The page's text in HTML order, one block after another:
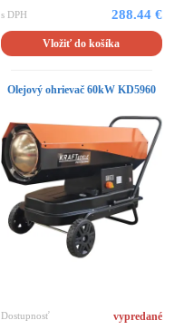
s DPH 288.44 €
Vložiť do košíka
Olejový ohrievač 60kW KD5960
Dostupnosť vypredané